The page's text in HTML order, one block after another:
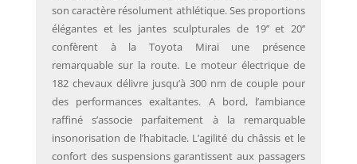
son caractère résolument athlétique. Ses proportions
élégantes et les jantes sculpturales de 19’’ et 20’’
confèrent à la Toyota Mirai une présence
remarquable sur la route. Le moteur électrique de
182 chevaux délivre jusqu’à 300 nm de couple pour
des performances exaltantes. A bord, l’ambiance
raffiné s’associe parfaitement à la remarquable
insonorisation de l’habitacle. L’agilité du châssis et le
confort des suspensions garantissent aux passagers